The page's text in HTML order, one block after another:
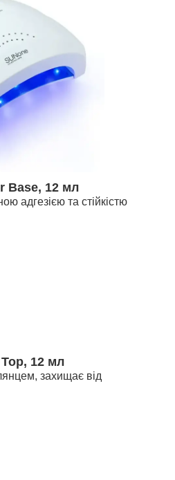
Base, 12 мл
адгезією та стійкістю
12 мл
захищає від